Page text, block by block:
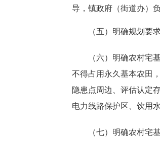
导， 镇政府（街道办）
（五）明确规划要求
（六）明确农村宅基
不得占用永久基本农田
隐患点周边、评估认定
电力线路保护区、饮用
（七）明确农村宅基